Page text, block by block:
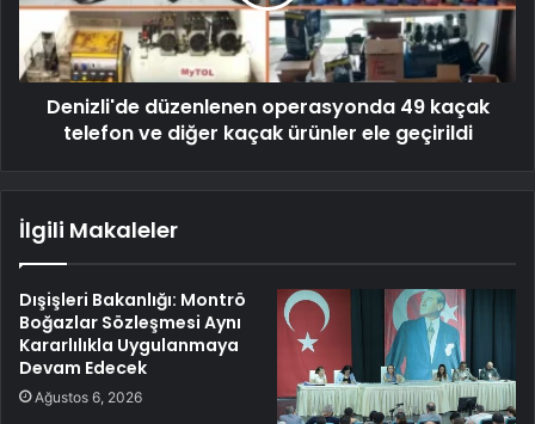
Denizli'de düzenlenen operasyonda 49 kaçak
telefon ve diğer kaçak ürünler ele geçirildi
İlgili Makaleler
Dışişleri Bakanlığı: Montrö
Boğazlar Sözleşmesi Aynı
Kararlılıkla Uygulanmaya
Devam Edecek
Ağustos 6, 2026